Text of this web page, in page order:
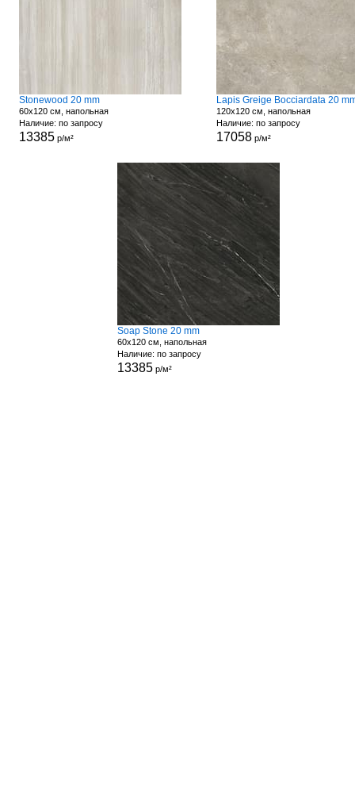
Stonewood 20 mm
60x120 см, напольная
Наличие: по запросу
13385р/м²
Lapis Greige Bocciardata 20
120x120 см, напольная
Наличие: по запросу
17058р/м²
Soap Stone 20 mm
60x120 см, напольная
Наличие: по запросу
13385 р/м²